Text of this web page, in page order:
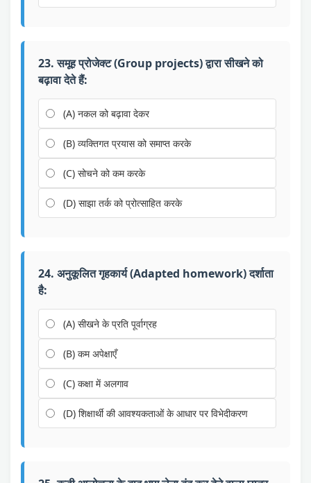
23. समूह प्रोजेक्ट (Group projects) द्वारा सीखने को
बढ़ावा देते हैं:
(A) नकल को बढ़ावा देकर
(B) व्यक्तिगत प्रयास को समाप्त करके
(C) सोचने को कम करके
(D) साझा तर्क को प्रोत्साहित करके
24. अनुकूलित गृहकार्य (Adapted homework) दर्शाता
है:
(A) सीखने के प्रति पूर्वाग्रह
(B) कम अपेक्षाएँ
(C) कक्षा में अलगाव
(D) शिक्षार्थी की आवश्यकताओं के आधार पर विभेदीकरण